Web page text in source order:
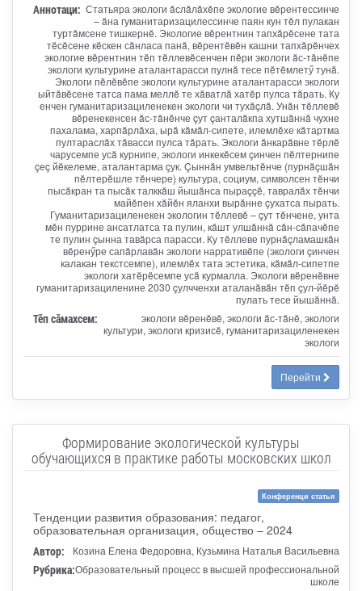
Аннотаци: Статьяра экологи ăслăлăхĕпе экологие вĕрентессинче
– ăна гуманитаризацилессинче паян кун тĕл пулакан
туртăмсене тишкернĕ. Экологие вĕрентнин тапхăрĕсене тата
тĕсĕсене кĕскен сăнласа панă, вĕрентĕвĕн кашни тапхăрĕнчех
экологие вĕрентнин тĕп тĕллевĕсенчен пĕри экологи ăс-тăнĕпе
экологи культурине аталантарасси пулнă тесе пĕтĕмлетӳ тунă.
Экологи пĕлĕвĕпе экологи культурине аталантарасси экологи
ыйтăвĕсене татса пама меллĕ те хăватлă хатĕр пулса тăрать. Ку
енчен гуманитаризациленекен экологи чи тухăçлă. Унăн тĕллевĕ
вĕренекенсен ăс-тăнĕнче çут çанталăкпа хутшăннă чухне
пахалама, харпăрлăха, ырă кăмăл-сипете, илемлĕхе кăтартма
пултараслăх тăвасси пулса тăрать. Экологи ăнкарăвне тĕрлĕ
чарусемпе усă курнипе, экологи инкекĕсем çинчен пĕлтернипе
çеç йĕкелеме, аталантарма çук. Çыннăн умвельтĕнче (пурнăçшăн
пĕлтерĕшле тĕнчере) культура, социум, символсен тĕнчи
пысăкран та пысăк талккăш йышăнса пыраççĕ, тавралăх тĕнчи
майĕпен хăйĕн яланхи вырăнне çухатса пырать.
Гуманитаризациленекен экологин тĕллевĕ – çут тĕнчене, унта
мĕн пуррине ансатлатса та пулин, кăшт улшăннă сăн-сăпачĕпе
те пулин çынна тавăрса парасси. Ку тĕллеве пурнăçламашкăн
вĕренӳре сапăрлавăн экологи нарративĕпе (экологи çинчен
калакан текстсемпе), илемлĕх тата эстетика, кăмăл-сипетпе
экологи хатĕрĕсемпе усă курмалла. Экологи вĕренĕвне
гуманитаризациленине 2030 çулчченхи аталанăвăн тĕп çул-йĕрĕ
пулать тесе йышăннă.
Тӗп сӑмахсем:
экологи вĕренĕвĕ, экологи ăс-тăнĕ, экологи
культури, экологи кризисĕ, гуманитаризациленекен
экологи
Перейти
Формирование экологической культуры
обучающихся в практике работы московских школ
Конференци статья
Тенденции развития образования: педагог,
образовательная организация, общество – 2024
Автор: Козина Елена Федоровна, Кузьмина Наталья Васильевна
Рубрика:Образовательный процесс в высшей профессиональной
школе